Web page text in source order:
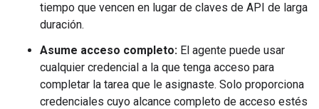
tiempo que vencen en lugar de claves de API de larga
duración.
Asume acceso completo: El agente puede usar
cualquier credencial a la que tenga acceso para
completar la tarea que le asignaste. Solo proporciona
credenciales cuyo alcance completo de acceso estés